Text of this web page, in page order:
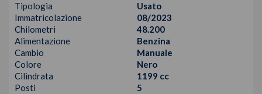
Tipologia
Usato
Immatricolazione
08/2023
Chilometri
48.200
Alimentazione
Benzina
Cambio
Manuale
Colore
Nero
Cilindrata
1199 cc
Posti
5